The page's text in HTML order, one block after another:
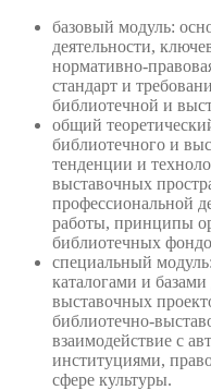
базовый модуль:
деятельности,
нормативно-
стандарт и
библиотечной и
общий
библиотечного и
тенденции и
выставочных
профессиональной
работы, принципы
библиотечных
специальный
каталогами и
выставочных
библиотечно-
взаимодействие с
институциями,
сфере культуры.